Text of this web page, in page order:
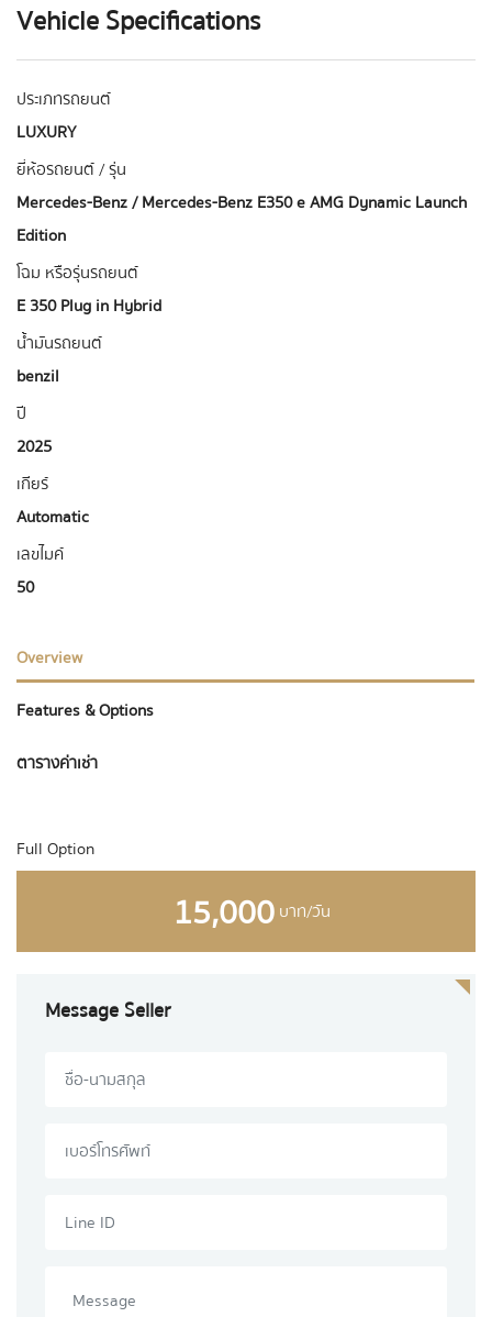
Vehicle Specifications
ประเภทรถยนต์
LUXURY
ยี่ห้อรถยนต์ / รุ่น
Mercedes-Benz / Mercedes-Benz E350 e AMG Dynamic Launch
Edition
โฉม หรือรุ่นรถยนต์
E 350 Plug in Hybrid
น้ำมันรถยนต์
benzil
ปี
2025
เกียร์
Automatic
เลขไมค์
50
Overview
Features & Options
ตารางค่าเช่า
Full Option
15,000บาท/วัน
Message Seller